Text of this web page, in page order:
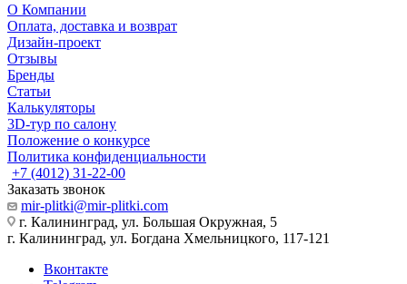
О Компании
Оплата, доставка и возврат
Дизайн-проект
Отзывы
Бренды
Статьи
Калькуляторы
3D-тур по салону
Положение о конкурсе
Политика конфиденциальности
+7 (4012) 31-22-00
Заказать звонок
mir-plitki@mir-plitki.com
г. Калининград, ул. Большая Окружная, 5
г. Калининград, ул. Богдана Хмельницкого, 117-121
Вконтакте